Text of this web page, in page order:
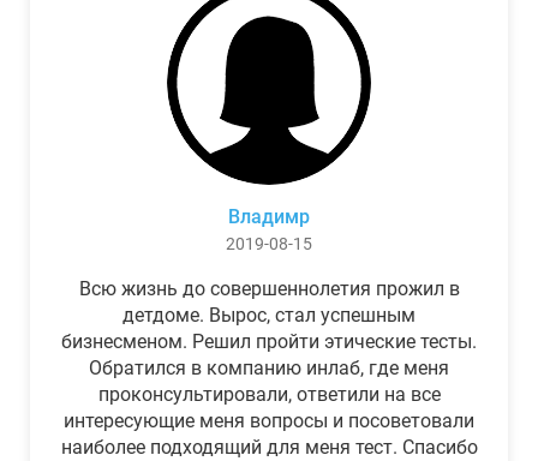
Владимр
2019-08-15
Всю жизнь до совершеннолетия прожил в
детдоме. Вырос, стал успешным
бизнесменом. Решил пройти этические тесты.
Обратился в компанию инлаб, где меня
проконсультировали, ответили на все
интересующие меня вопросы и посоветовали
наиболее подходящий для меня тест. Спасибо